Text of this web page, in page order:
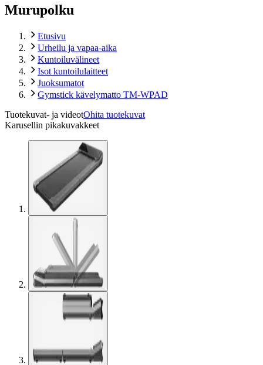
Murupolku
Etusivu
Urheilu ja vapaa-aika
Kuntoiluvälineet
Isot kuntoilulaitteet
Juoksumatot
Gymstick kävelymatto TM-WPAD
Tuotekuvat- ja videotOhita tuotekuvat
Karusellin pikakuvakkeet